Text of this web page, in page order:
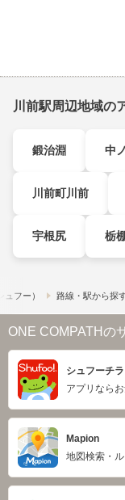
川前駅周辺地域の
鍛治淵 中
川前町川前
宇根尻 栃棚
フー） 路線・駅から探
ONE COMPATHの
シュフーチ
アプリなら
Mapion
地図検索・